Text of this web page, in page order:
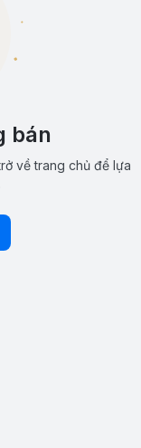
bán
về trang chủ để lựa